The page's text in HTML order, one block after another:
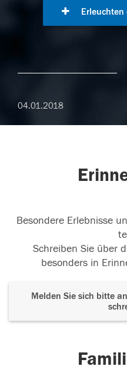
Erleuchten
04.01.2018
Besondere Erlebnisse
Schreiben Sie über
besonders in
Melden Sie sich bitte